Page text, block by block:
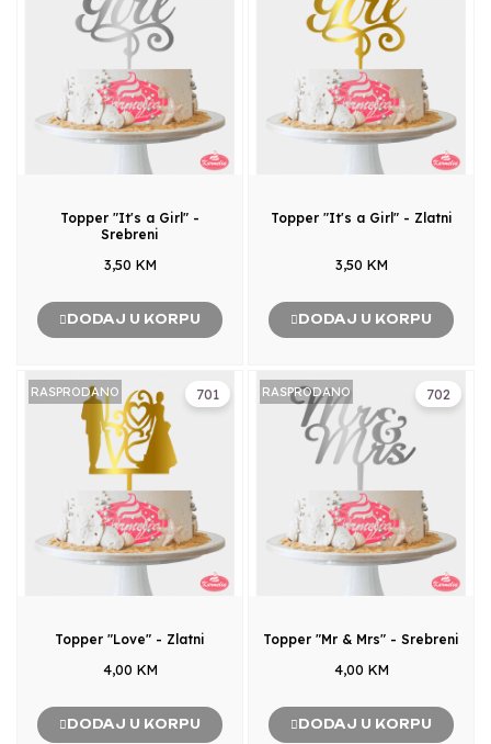
Topper "It's a Girl" -
Srebreni
3,50 KM
DODAJ U KORPU
Topper "It's a Girl" - Zlatni
3,50 KM
DODAJ U KORPU
701
RASPRODANO
Topper "Love" - Zlatni
4,00 KM
DODAJ U KORPU
702
RASPRODANO
Topper "Mr & Mrs" - Srebreni
4,00 KM
DODAJ U KORPU